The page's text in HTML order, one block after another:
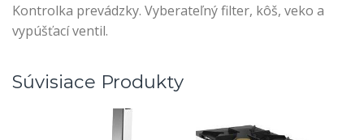
Kontrolka prevádzky. Vyberateľný filter, kôš, veko a
vypúšťací ventil.
Súvisiace Produkty